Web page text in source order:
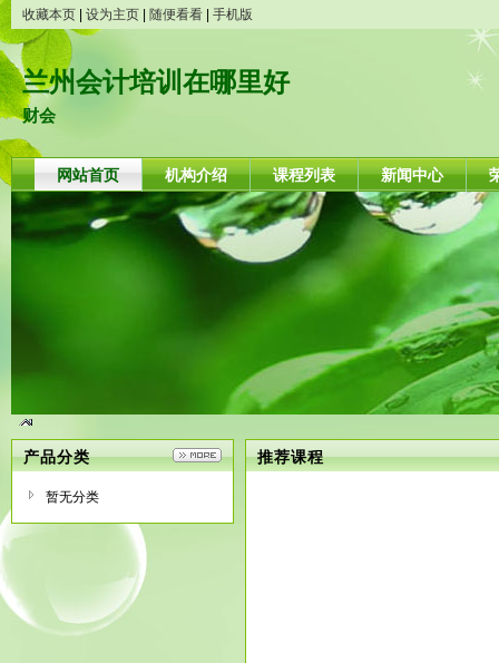
收藏本页 设为主页 随便看看 手机版
兰州会计培训在哪里好
财会
网站首页 机构介绍 课程列表 新闻中心
产品分类
暂无分类
推荐课程